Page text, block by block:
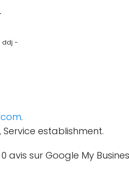
ddj -
.
Service establishment.
avis sur Google My